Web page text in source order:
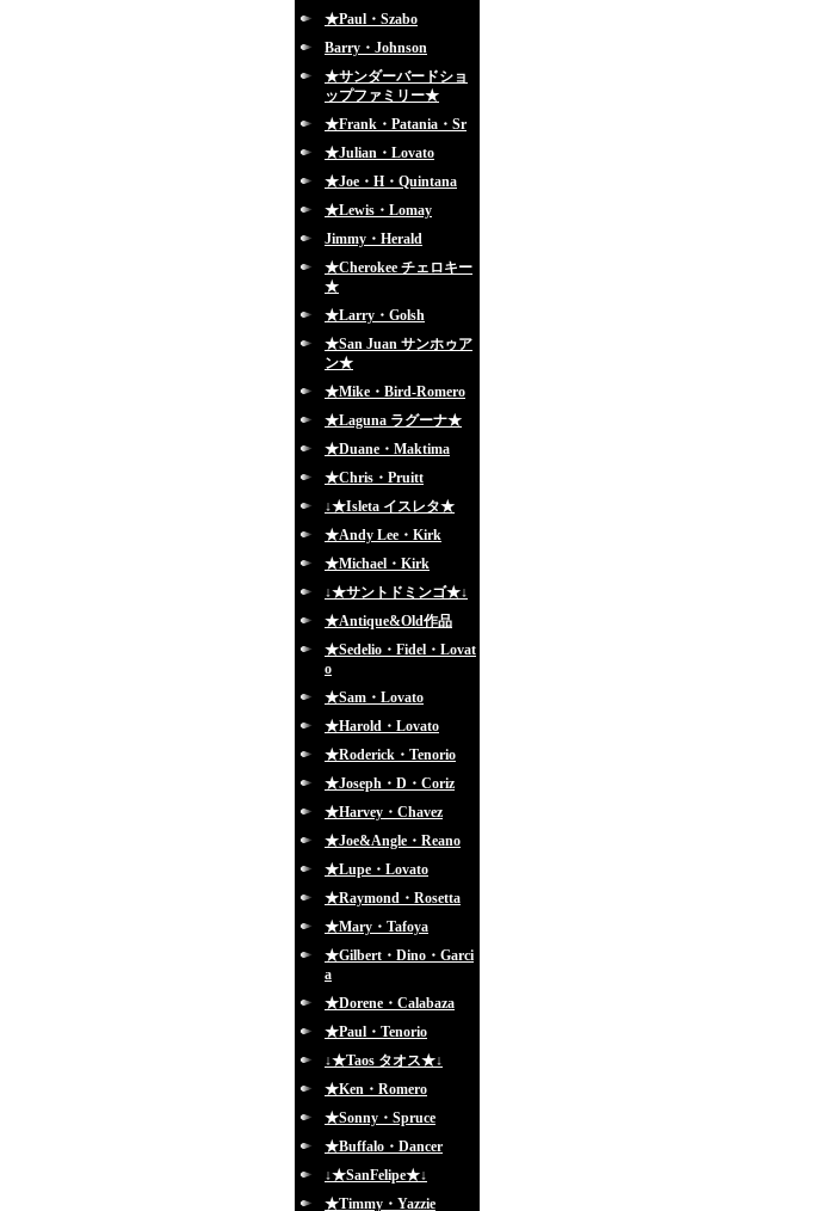
★Paul・Szabo
Barry・Johnson
★サンダーバードショ
ップファミリー★
★Frank・Patania・Sr
★Julian・Lovato
★Joe・H・Quintana
★Lewis・Lomay
Jimmy・Herald
★Cherokee チェロキー
★
★Larry・Golsh
★San Juan サンホゥア
ン★
★Mike・Bird-Romero
★Laguna ラグーナ★
★Duane・Maktima
★Chris・Pruitt
↓★Isleta イスレタ★
★Andy Lee・Kirk
★Michael・Kirk
↓★サントドミンゴ★↓
★Antique&Old作品
★Sedelio・Fidel・Lovat
o
★Sam・Lovato
★Harold・Lovato
★Roderick・Tenorio
★Joseph・D・Coriz
★Harvey・Chavez
★Joe&Angle・Reano
★Lupe・Lovato
★Raymond・Rosetta
★Mary・Tafoya
★Gilbert・Dino・Garci
a
★Dorene・Calabaza
★Paul・Tenorio
↓★Taos タオス★↓
★Ken・Romero
★Sonny・Spruce
★Buffalo・Dancer
↓★SanFelipe★↓
★Timmy・Yazzie